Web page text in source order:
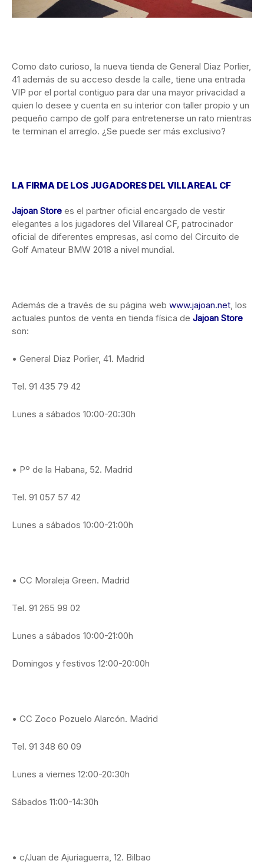
Como dato curioso, la nueva tienda de General Diaz Porlier,
41 además de su acceso desde la calle, tiene una entrada
VIP por el portal contiguo para dar una mayor privacidad a
quien lo desee y cuenta en su interior con taller propio y un
pequeño campo de golf para entretenerse un rato mientras
te terminan el arreglo. ¿Se puede ser más exclusivo?
LA FIRMA DE LOS JUGADORES DEL VILLAREAL CF
Jajoan Store es el partner oficial encargado de vestir
elegantes a los jugadores del Villareal CF, patrocinador
oficial de diferentes empresas, así como del Circuito de
Golf Amateur BMW 2018 a nivel mundial.
Además de a través de su página web www.jajoan.net, los
actuales puntos de venta en tienda física de Jajoan Store
son:
• General Diaz Porlier, 41. Madrid
Tel. 91 435 79 42
Lunes a sábados 10:00-20:30h
• Pº de la Habana, 52. Madrid
Tel. 91 057 57 42
Lunes a sábados 10:00-21:00h
• CC Moraleja Green. Madrid
Tel. 91 265 99 02
Lunes a sábados 10:00-21:00h
Domingos y festivos 12:00-20:00h
• CC Zoco Pozuelo Alarcón. Madrid
Tel. 91 348 60 09
Lunes a viernes 12:00-20:30h
Sábados 11:00-14:30h
• c/Juan de Ajuriaguerra, 12. Bilbao